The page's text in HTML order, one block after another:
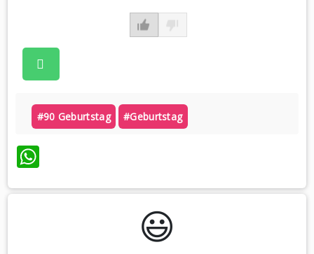
#90 Geburtstag #geburtstag
WhatsApp
😃️